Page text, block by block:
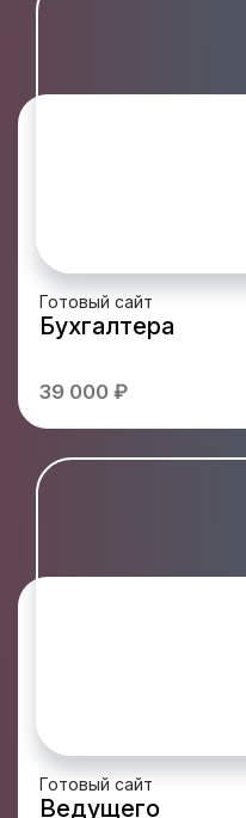
Готовый сайт
Бухгалтера
39 000 ₽
Готовый сайт
Ведущего